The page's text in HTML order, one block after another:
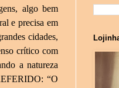
algo bem
e precisa em
cidades,
crítico com
a natureza
“O